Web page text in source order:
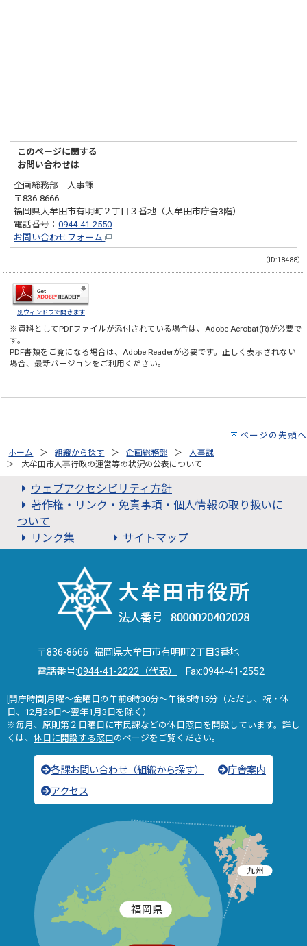
このページに関する
お問い合わせは
企画総務部 人事課
〒836-8666
福岡県大牟田市有明町２丁目３番地（大牟田市庁舎3階）
電話番号：0944-41-2550
お問い合わせフォーム
（ID:18488）
別ウィンドウで開きます
※資料としてPDFファイルが添付されている場合は、Adobe Acrobat(R)が必要で
す。
PDF書類をご覧になる場合は、Adobe Readerが必要です。正しく表示されない
場合、最新バージョンをご利用ください。
ページの先頭へ
ホーム 組織から探す 企画総務部
人事課
大牟田市人事行政の運営等の状況の公表について
ウェブアクセシビリティ方針
著作権・リンク・免責事項・個人情報の取り扱いに
ついて
リンク集
サイトマップ
〒836-8666 福岡県大牟田市有明町2丁目3番地
電話番号:0944-41-2222（代表） Fax:0944-41-2552
[開庁時間]月曜～金曜日の午前8時30分～午後5時15分（ただし、祝・休
日、12月29日～翌年1月3日を除く）
※毎月、原則第２日曜日に市民課などの休日窓口を開設しています。詳し
くは、 休日に開設する窓口のページをご覧ください。
各課お問い合わせ（組織から探す）
庁舎案内
アクセス